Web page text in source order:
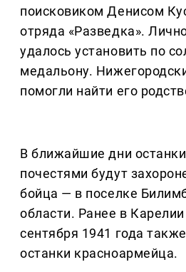
поисковиком Денисом
отряда «Разведка».
удалось установить по
медальону.
помогли найти его
В ближайшие дни
почестями будут
бойца — в поселке
области. Ранее в
сентября 1941 года
останки красноармейца.